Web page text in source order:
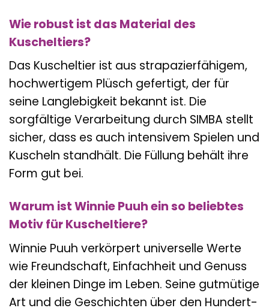
Wie robust ist das Material des
Kuscheltiers?
Das Kuscheltier ist aus strapazierfähigem,
hochwertigem Plüsch gefertigt, der für
seine Langlebigkeit bekannt ist. Die
sorgfältige Verarbeitung durch SIMBA stellt
sicher, dass es auch intensivem Spielen und
Kuscheln standhält. Die Füllung behält ihre
Form gut bei.
Warum ist Winnie Puuh ein so beliebtes
Motiv für Kuscheltiere?
Winnie Puuh verkörpert universelle Werte
wie Freundschaft, Einfachheit und Genuss
der kleinen Dinge im Leben. Seine gutmütige
Art und die Geschichten über den Hundert-